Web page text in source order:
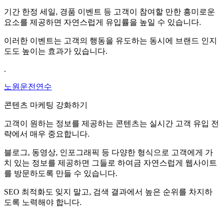
기간 한정 세일, 경품 이벤트 등 고객이 참여할 만한 흥미로운
요소를 제공하면 자연스럽게 유입률을 높일 수 있습니다.
이러한 이벤트는 고객의 행동을 유도하는 동시에 브랜드 인지
도도 높이는 효과가 있습니다.
.
노원운전연수
콘텐츠 마케팅 강화하기
고객이 원하는 정보를 제공하는 콘텐츠는 실시간 고객 유입 전
략에서 매우 중요합니다.
블로그, 동영상, 인포그래픽 등 다양한 형식으로 고객에게 가
치 있는 정보를 제공하면 그들로 하여금 자연스럽게 웹사이트
를 방문하도록 만들 수 있습니다.
SEO 최적화도 잊지 말고, 검색 결과에서 높은 순위를 차지하
도록 노력해야 합니다.